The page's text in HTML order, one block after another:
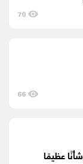
70
66
عظيمًا